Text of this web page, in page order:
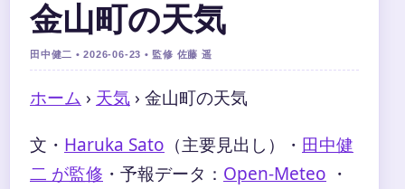
金山町の天気
田中健二 • 2026-06-23 • 監修 佐藤 遥
ホーム › 天気 › 金山町の天気
文・ Haruka Sato （主要見出し） ・ 田中健
二 が監修 ・ 予報データ： Open-Meteo ・